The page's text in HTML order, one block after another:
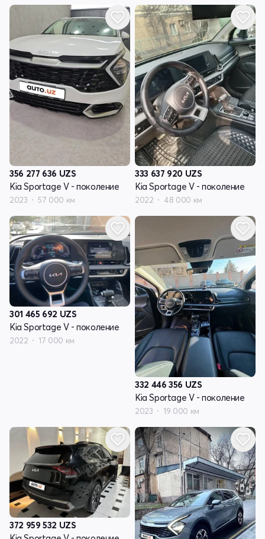
356 277 636 UZS
Kia Sportage V - поколение
2023 57 000 км
333 637 920 UZS
Kia Sportage V - поколение
2022 48 000 км
301 465 692 UZS
Kia Sportage V - поколение
2022 17 000 км
332 446 356 UZS
Kia Sportage V - поколение
2023 19 000 км
372 959 532 UZS